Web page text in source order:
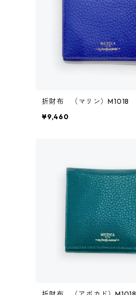
折財布 （マリン）M1018
¥9,460